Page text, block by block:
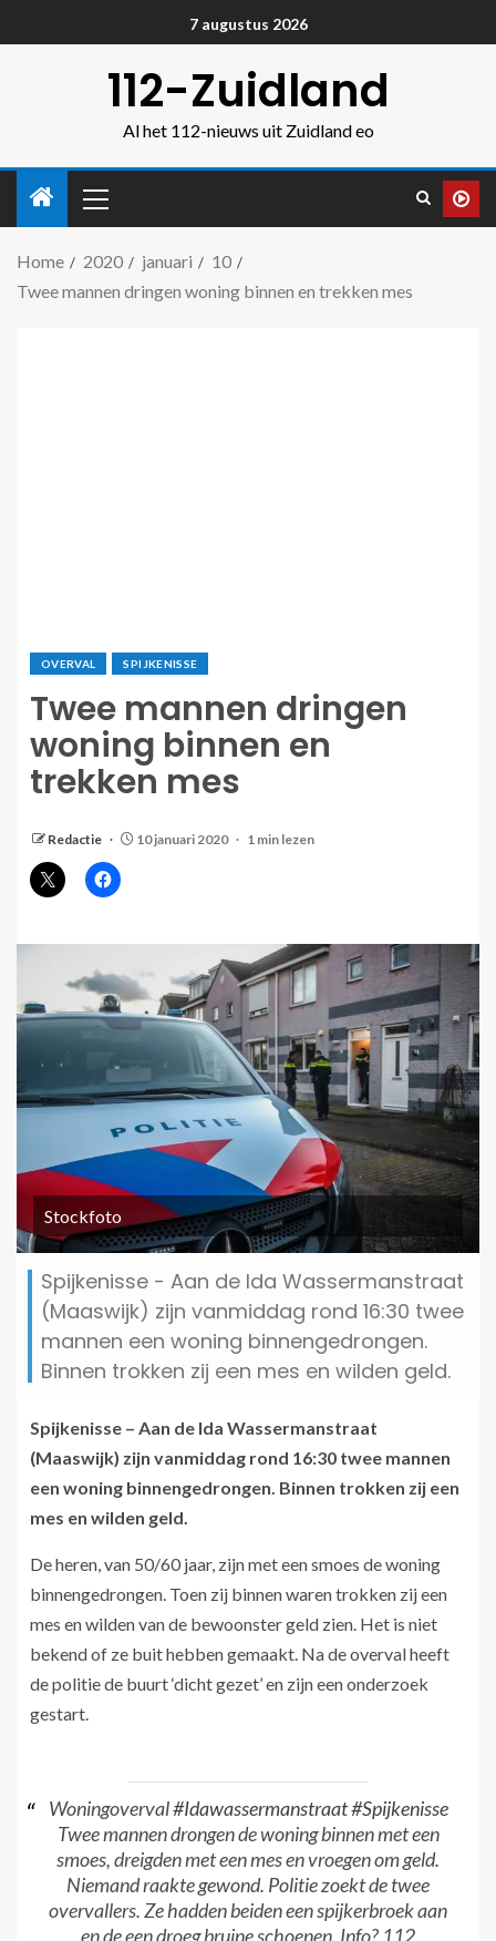
7 augustus 2026
112-Zuidland
Al het 112-nieuws uit Zuidland eo
Home 2020 januari
10
Twee mannen dringen woning binnen en trekken mes
OVERVAL SPIJKENISSE
Twee mannen dringen
woning binnen en
trekken mes
Redactie 10 januari 2020 1 min lezen
Stockfoto
Spijkenisse - Aan de Ida Wassermanstraat
(Maaswijk) zijn vanmiddag rond 16:30 twee
mannen een woning binnengedrongen.
Binnen trokken zij een mes en wilden geld.
Spijkenisse – Aan de Ida Wassermanstraat
(Maaswijk) zijn vanmiddag rond 16:30 twee mannen
een woning binnengedrongen. Binnen trokken zij een
mes en wilden geld.
De heren, van 50/60 jaar, zijn met een smoes de woning
binnengedrongen. Toen zij binnen waren trokken zij een
mes en wilden van de bewoonster geld zien. Het is niet
bekend of ze buit hebben gemaakt. Na de overval heeft
de politie de buurt ‘dicht gezet’ en zijn een onderzoek
gestart.
Woningoverval#Idawassermanstraat#Spijkenisse
Twee mannen drongen de woning binnen met een
smoes, dreigden met een mes en vroegen om geld.
Niemand raakte gewond. Politie zoekt de twee
overvallers. Ze hadden beiden een spijkerbroek aan
en de een droeg bruine schoenen. Info? 112